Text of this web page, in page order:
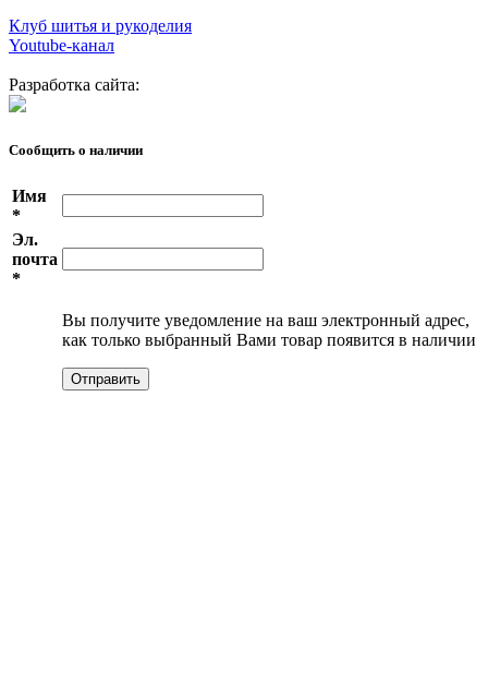
Клуб шитья и рукоделия
Youtube-канал
Разработка сайта:
Сообщить о наличии
Имя
*
Эл.
почта
*
Вы получите уведомление на ваш электронный адрес,
как только выбранный Вами товар появится в наличии